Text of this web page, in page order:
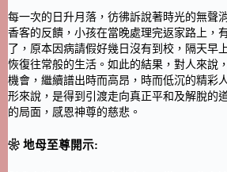
每一次的日升月落，彷彿訴說著時光的無聲
香客的反饋，小孩在當晚處理完返家路上，
了，原本因病請假好幾日沒有到校，隔天早
恢復往常般的生活。如此的結果，對人來說
機會，繼續譜出時而高昂，時而低沉的精彩
形來說，是得到引渡走向真正平和及解脫的
的局面，感恩神尊的慈悲。
❀ 地母至尊開示: